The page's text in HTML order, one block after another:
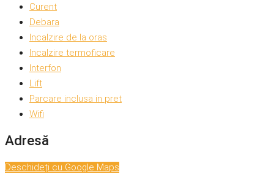
Curent
Debara
Incalzire de la oras
Incalzire termoficare
Interfon
Lift
Parcare inclusa in pret
Wifi
Adresă
Deschideți cu Google Maps